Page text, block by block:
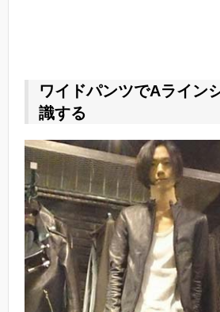
ワイドパンツでAライン
識する